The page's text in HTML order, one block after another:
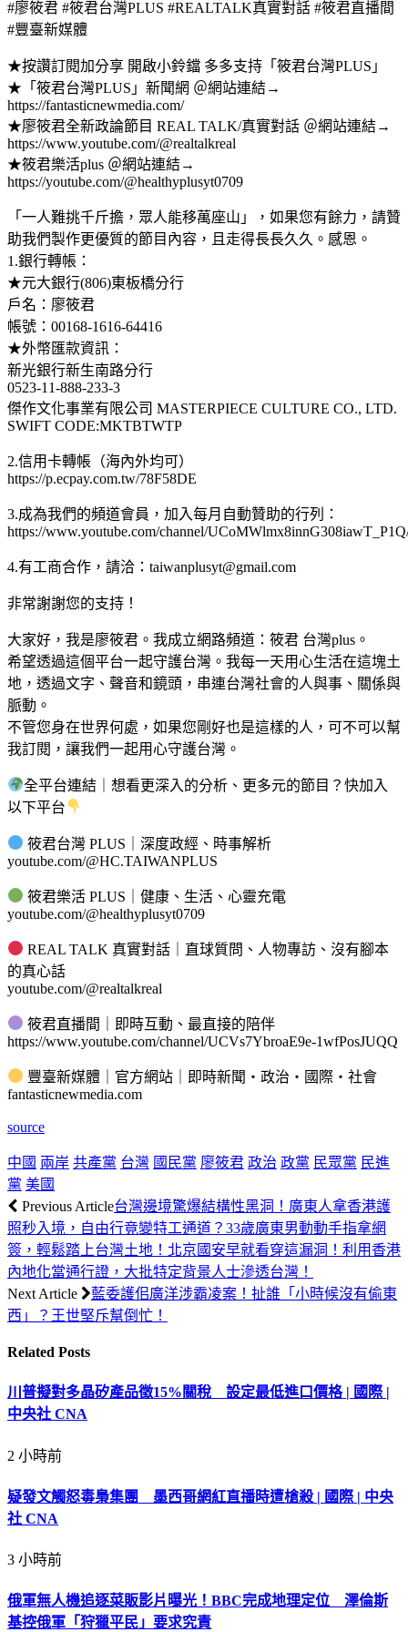
#廖筱君 #筱君台灣PLUS #REALTALK真實對話 #筱君直播間
#豐臺新媒體
★按讚訂閱加分享 開啟小鈴鐺 多多支持「筱君台灣PLUS」
★「筱君台灣PLUS」新聞網 ＠網站連結→
https://fantasticnewmedia.com/
★廖筱君全新政論節目 REAL TALK/真實對話 ＠網站連結→
https://www.youtube.com/@realtalkreal
★筱君樂活plus ＠網站連結→
https://youtube.com/@healthyplusyt0709
「一人難挑千斤擔，眾人能移萬座山」，如果您有餘力，請贊
助我們製作更優質的節目內容，且走得長長久久。感恩。
1.銀行轉帳：
★元大銀行(806)東板橋分行
戶名：廖筱君
帳號：00168-1616-64416
★外幣匯款資訊：
新光銀行新生南路分行
0523-11-888-233-3
傑作文化事業有限公司 MASTERPIECE CULTURE CO., LTD.
SWIFT CODE:MKTBTWTP
2.信用卡轉帳（海內外均可）
https://p.ecpay.com.tw/78F58DE
3.成為我們的頻道會員，加入每月自動贊助的行列：
https://www.youtube.com/channel/
4.有工商合作，請洽： taiwanplusyt@gmail.com
非常謝謝您的支持！
大家好，我是廖筱君。我成立網路頻道：筱君 台灣plus。
希望透過這個平台一起守護台灣。我每一天用心生活在這塊土
地，透過文字、聲音和鏡頭，串連台灣社會的人與事、關係與
脈動。
不管您身在世界何處，如果您剛好也是這樣的人，可不可以幫
我訂閱，讓我們一起用心守護台灣。
全平台連結｜想看更深入的分析、更多元的節目？快加入
以下平台
筱君台灣 PLUS｜深度政經、時事解析
youtube.com/@HC.TAIWANPLUS
筱君樂活 PLUS｜健康、生活、心靈充電
youtube.com/@healthyplusyt0709
REAL TALK 真實對話｜直球質問、人物專訪、沒有腳本
的真心話
youtube.com/@realtalkreal
筱君直播間｜即時互動、最直接的陪伴
https://www.youtube.com/channel/UCVs7YbroaE9e-1wfPosJUQQ
豐臺新媒體｜官方網站｜即時新聞・政治・國際・社會
fantasticnewmedia.com
source
中國 兩岸 共產黨 台灣 國民黨 廖筱君 政治 政黨 民眾黨 民進
黨 美國
Previous Article台灣邊境驚爆結構性黑洞！廣東人拿香港護
照秒入境，自由行竟變特工通道？33歲廣東男動動手指拿網
簽，輕鬆踏上台灣土地！北京國安早就看穿這漏洞！利用香港
內地化當通行證，大批特定背景人士滲透台灣！
Next Article
藍委護佀廣洋涉霸凌案！扯誰「小時候沒有偷東
西」？王世堅斥幫倒忙！
Related Posts
川普擬對多晶矽產品徵15%關稅 設定最低進口價格 | 國際 |
中央社 CNA
2 小時前
疑發文觸怒毒梟集團 墨西哥網紅直播時遭槍殺 | 國際 | 中央
社 CNA
3 小時前
俄軍無人機追逐菜販影片曝光！BBC完成地理定位 澤倫斯
基控俄軍「狩獵平民」要求究責